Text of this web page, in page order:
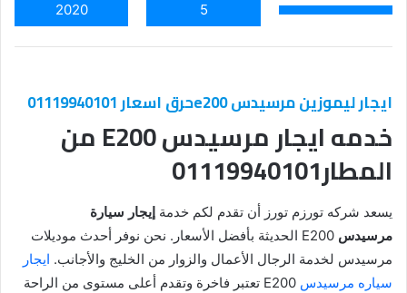
5
2020
ايجار ليموزين مرسيدس e200حرق اسعار 01119940101
خدمه ايجار مرسيدس E200 من
المطار01119940101
يسعد شركه تورزم تورز أن تقدم لكم خدمة إيجار سيارة
مرسيدس
E200 الحديثة بأفضل الأسعار. نحن نوفر أحدث موديلات
مرسيدس لخدمة الرجال الأعمال والزوار من الخليج والأجانب. ايجار
سياره مرسيدس
E200 تعتبر فاخرة وتقدم أعلى مستوى من الراحة